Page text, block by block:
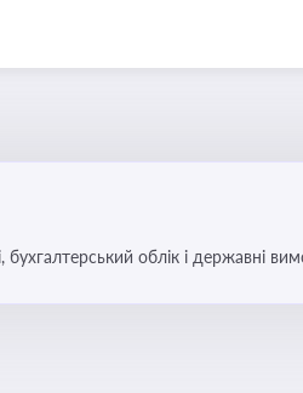
облік і державні